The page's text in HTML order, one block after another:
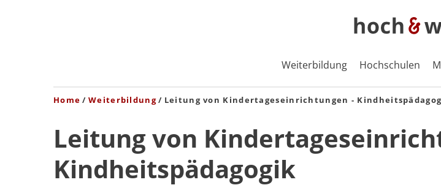
Weiterbildung Hochschulen
Home Weiterbildung Leitung von Kindertageseinrichtungen -
Leitung von
Kindheitspädagogik